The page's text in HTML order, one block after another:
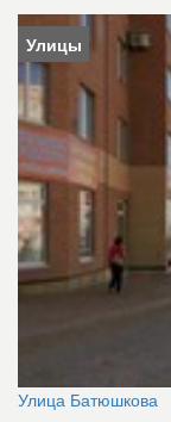
Улицы
Улица Батюшкова